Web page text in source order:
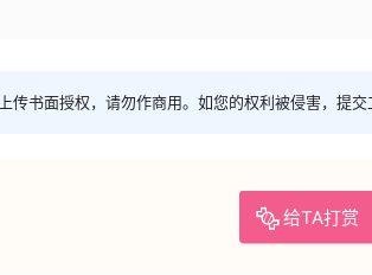
书面授权，请勿作商用。如您的权利被侵害，提交
给TA打赏